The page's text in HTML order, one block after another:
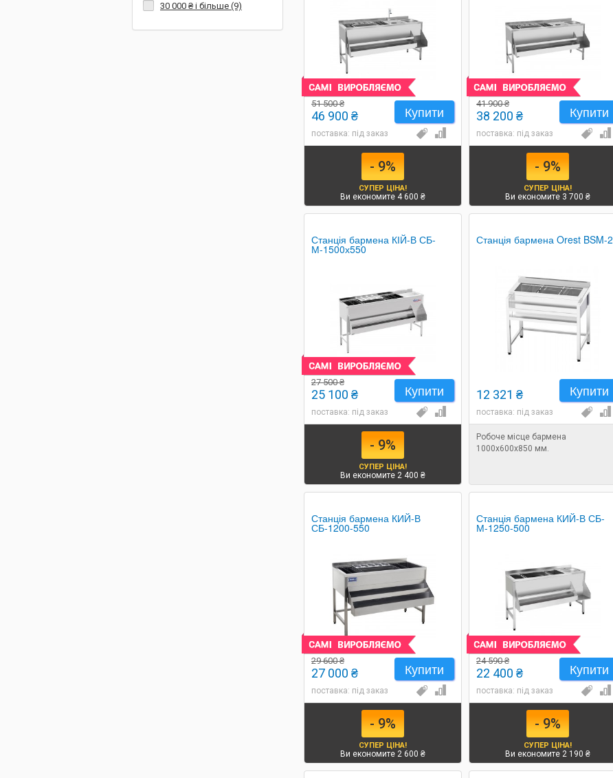
Купити
51 500 ₴
46 900 ₴
поставка: під заказ
- 9%
СУПЕР ЦІНА!
Ви економите 4 600 ₴
Купити
41 900 ₴
38 200 ₴
поставка: під заказ
- 9%
СУПЕР ЦІНА!
Ви економите 3 700 ₴
Станція бармена КІЙ-В СБ-
М-1500х550
Купити
27 500 ₴
25 100 ₴
поставка: під заказ
- 9%
СУПЕР ЦІНА!
Ви економите 2 400 ₴
Станція бармена Orest BSM-2
Купити
12 321 ₴
поставка: під заказ
Робоче місце бармена
1000х600х850 мм.
Станція бармена КИЙ-В
СБ-1200-550
Купити
29 600 ₴
27 000 ₴
поставка: під заказ
- 9%
СУПЕР ЦІНА!
Ви економите 2 600 ₴
Станція бармена КИЙ-В СБ-
М-1250-500
Купити
24 590 ₴
22 400 ₴
поставка: під заказ
- 9%
СУПЕР ЦІНА!
Ви економите 2 190 ₴
30 000 ₴і більше (9)